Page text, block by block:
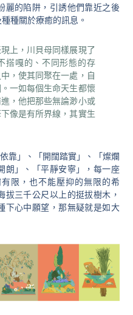
麗的陷阱，引誘他們靠近之後
種關於療癒的訊息。
上，川貝母同樣展現了
搭嘎的、不同形態的存
，使其同聚在一處，自
一如每個生命天生都懷
，他把那些無論渺小或
像是有所界線，其實生
靠」、「開闊踏實」、「燦爛
朗」、「平靜安寧」，每一座
限，也不能壓抑的無限的希
三千公尺以上的挺拔樹木，
下心中願望，那無疑就是如大